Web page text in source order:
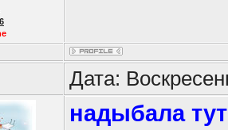
Дата:
надыбала